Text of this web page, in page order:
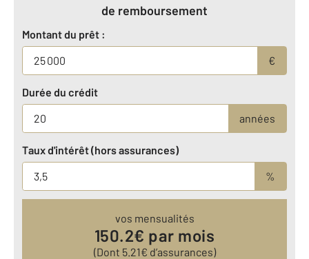
de remboursement
Montant du prêt :
€
Durée du crédit
années
Taux d'intérêt (hors assurances)
%
vos mensualités
150.2€ par mois
(Dont 5.21€ d’assurances)